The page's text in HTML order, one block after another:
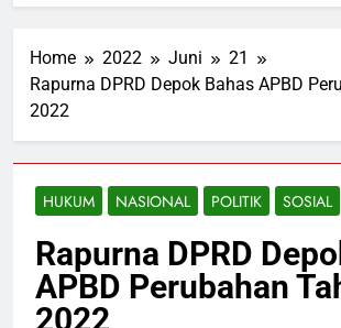
Home 2022 Juni
21
Rapurna DPRD Depok Bahas APBD
2022
HUKUM NASIONAL POLITIK SOSIAL
Rapurna DPRD
APBD Perubahan
2022